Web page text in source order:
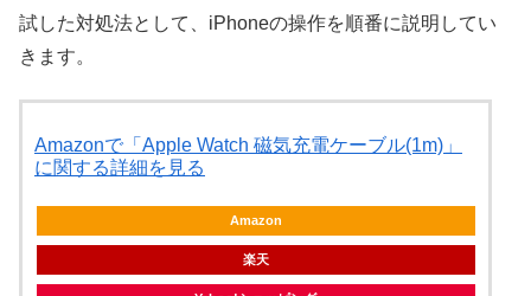
試した対処法として、iPhoneの操作を順番に説明してい
きます。
Amazonで「Apple Watch 磁気充電ケーブル(1m)」
に関する詳細を見る
Amazon
楽天